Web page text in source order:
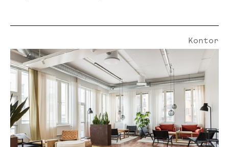
Nobelbergsgatan 6 | 569 Kvm
Kontor